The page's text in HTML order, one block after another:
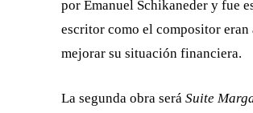
por Emanuel Schikaneder y fue
escritor como el compositor
mejorar su situación financiera.
La segunda obra será Suite